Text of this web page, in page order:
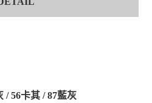
/ 56卡其 / 87藍灰